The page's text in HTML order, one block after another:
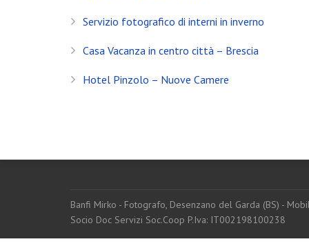
Servizio fotografico di interni in inverno
Casa Vacanza in centro città – Brescia
Hotel Pinzolo – Nuove Camere
Desenzano del Garda
Brescia - ITALIA
Banfi Mirko - Fotografo, Desenzano del Garda (BS) -
Socio Doc Servizi Soc.Coop P.Iva: IT002198100238